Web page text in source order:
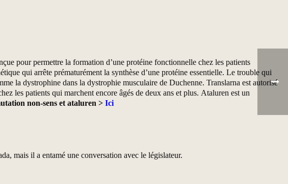
pour permettre la formation d’une protéine fonctionnelle chez les patients
qui arrête prématurément la synthèse d’une protéine essentielle. Le trouble qui
la dystrophine dans la dystrophie musculaire de Duchenne. Translarna est autorisé
les patients qui marchent encore âgés de deux ans et plus. Ataluren est un
non-sens et ataluren > Ici
mais il a entamé une conversation avec le législateur.